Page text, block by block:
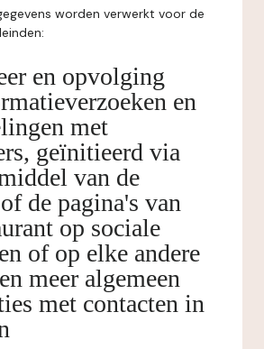
worden verwerkt voor de
en opvolging
en
met
geïnitieerd via
van de
de pagina's van
op sociale
of op elke andere
meer algemeen
met contacten in